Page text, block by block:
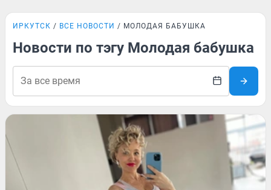
ИРКУТСК ВСЕ НОВОСТИ МОЛОДАЯ БАБУШКА
Новости по тэгу Молодая бабушка